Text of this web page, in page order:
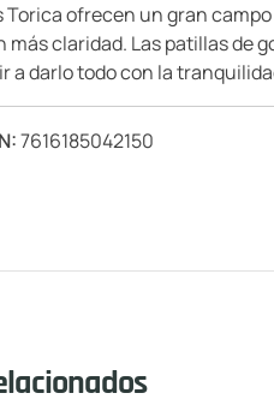
Torica ofrecen un gran
más claridad. Las patillas de
a darlo todo con la
7616185042150